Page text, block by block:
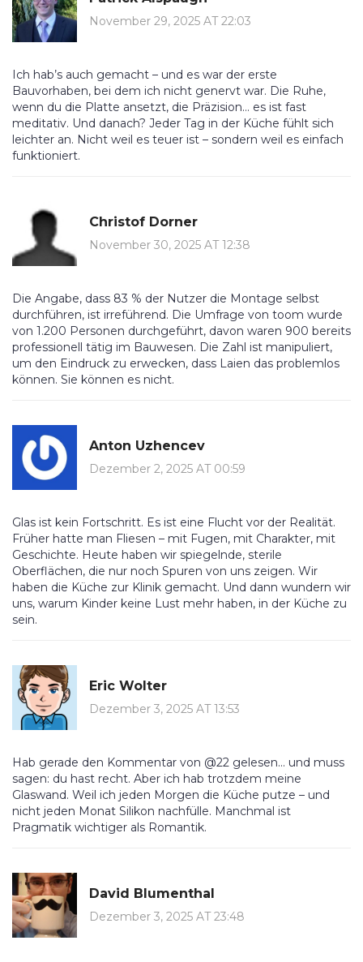
November 29, 2025 AT 22:03
Ich hab’s auch gemacht – und es war der erste
Bauvorhaben, bei dem ich nicht genervt war. Die Ruhe,
wenn du die Platte ansetzt, die Präzision… es ist fast
meditativ. Und danach? Jeder Tag in der Küche fühlt sich
leichter an. Nicht weil es teuer ist – sondern weil es einfach
funktioniert.
Christof Dorner
November 30, 2025 AT 12:38
Die Angabe, dass 83 % der Nutzer die Montage selbst
durchführen, ist irreführend. Die Umfrage von toom wurde
von 1.200 Personen durchgeführt, davon waren 900 bereits
professionell tätig im Bauwesen. Die Zahl ist manipuliert,
um den Eindruck zu erwecken, dass Laien das problemlos
können. Sie können es nicht.
Anton Uzhencev
Dezember 2, 2025 AT 00:59
Glas ist kein Fortschritt. Es ist eine Flucht vor der Realität.
Früher hatte man Fliesen – mit Fugen, mit Charakter, mit
Geschichte. Heute haben wir spiegelnde, sterile
Oberflächen, die nur noch Spuren von uns zeigen. Wir
haben die Küche zur Klinik gemacht. Und dann wundern wir
uns, warum Kinder keine Lust mehr haben, in der Küche zu
sein.
Eric Wolter
Dezember 3, 2025 AT 13:53
Hab gerade den Kommentar von @22 gelesen… und muss
sagen: du hast recht. Aber ich hab trotzdem meine
Glaswand. Weil ich jeden Morgen die Küche putze – und
nicht jeden Monat Silikon nachfülle. Manchmal ist
Pragmatik wichtiger als Romantik.
David Blumenthal
Dezember 3, 2025 AT 23:48